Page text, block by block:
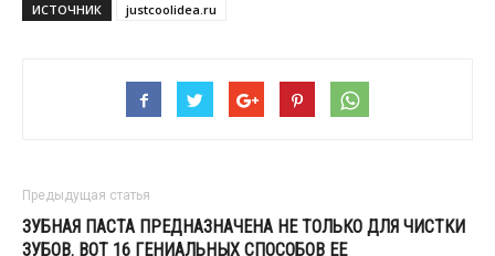
ИСТОЧНИК justcoolidea.ru
Предыдущая статья
ЗУБНАЯ ПАСТА ПРЕДНАЗНАЧЕНА НЕ ТОЛЬКО ДЛЯ ЧИСТКИ
ЗУБОВ. ВОТ 16 ГЕНИАЛЬНЫХ СПОСОБОВ ЕЕ